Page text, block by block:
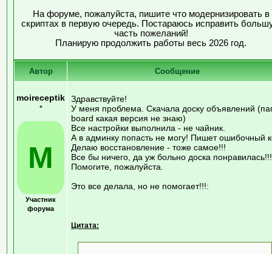
На форуме, пожалуйста, пишите что модернизировать в
скриптах в первую очередь. Постараюсь исправить
часть пожеланий!
Планирую продолжить работы весь 2026 год.
Автор Сообщение
moireceptik
•
M
Участник
форума
Здравствуйте!
У меня проблема. Скачала доску объявлений
board какая версия не знаю)
Все настройки выполнила - не чайник.
А в админку попасть не могу! Пишет ошибочный
Делаю восстановление - тоже самое!!!
Все бы ничего, да уж больно доска понравилась!!!
Помогите, пожалуйста.
Это все делала, но не помогает!!!:
Цитата: